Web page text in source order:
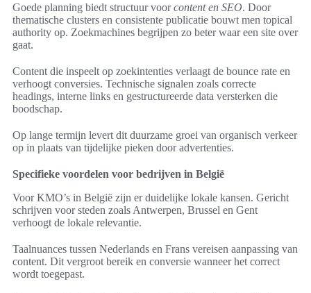
Goede planning biedt structuur voorcontent en SEO. Door
thematische clusters en consistente publicatie bouwt men topical
authority op. Zoekmachines begrijpen zo beter waar een site over
gaat.
Content die inspeelt op zoekintenties verlaagt de bounce rate en
verhoogt conversies. Technische signalen zoals correcte
headings, interne links en gestructureerde data versterken die
boodschap.
Op lange termijn levert dit duurzame groei van organisch verkeer
op in plaats van tijdelijke pieken door advertenties.
Specifieke voordelen voor bedrijven in België
Voor KMO’s in België zijn er duidelijke lokale kansen. Gericht
schrijven voor steden zoals Antwerpen, Brussel en Gent
verhoogt de lokale relevantie.
Taalnuances tussen Nederlands en Frans vereisen aanpassing van
content. Dit vergroot bereik en conversie wanneer het correct
wordt toegepast.